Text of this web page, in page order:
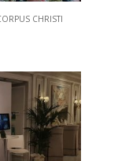
CHRISTI